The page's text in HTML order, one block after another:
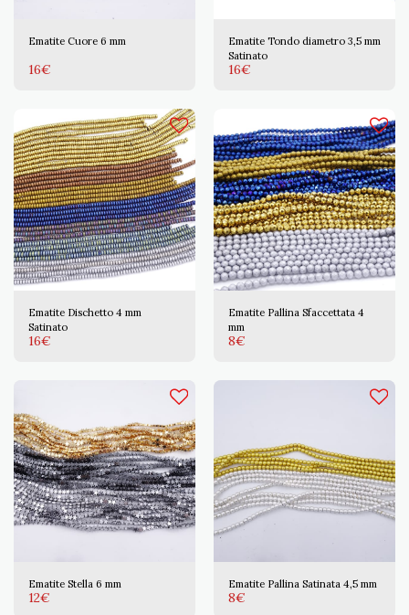
Ematite Cuore 6 mm
16€
Ematite Tondo diametro 3,5 mm
Satinato
16€
Ematite Dischetto 4 mm
Satinato
16€
Ematite Pallina Sfaccettata 4
mm
8€
Ematite Stella 6 mm
12€
Ematite Pallina Satinata 4,5 mm
8€